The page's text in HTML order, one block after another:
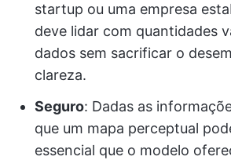
startup ou uma empresa
deve lidar com quantidades
dados sem sacrificar o
clareza.
Seguro: Dadas as
que um mapa perceptual
essencial que o modelo